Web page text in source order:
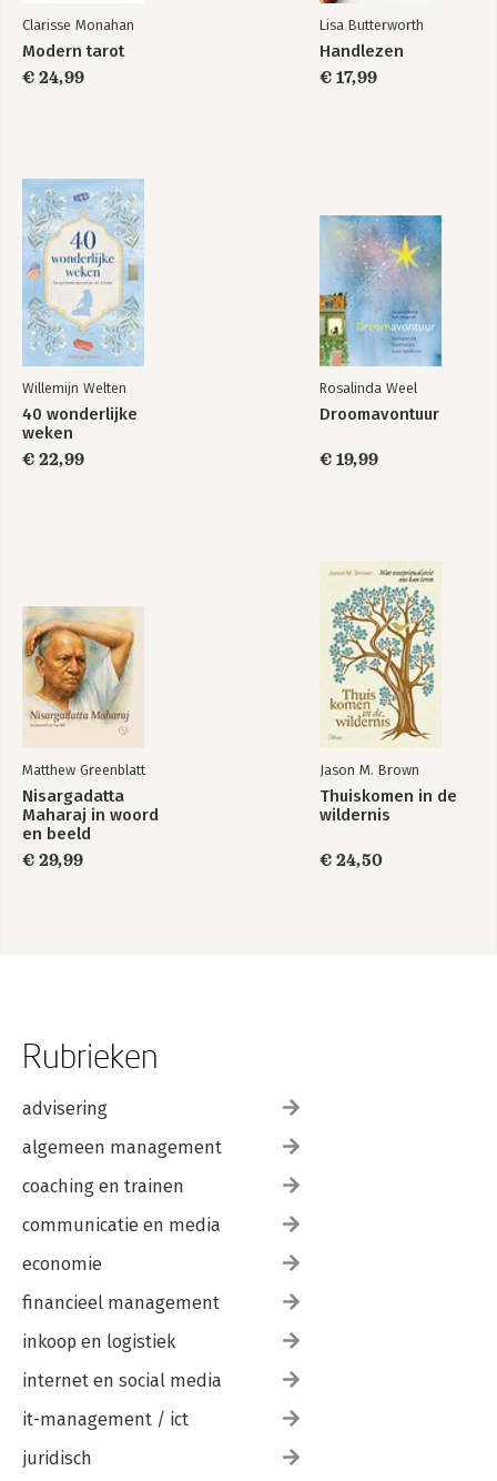
Clarisse Monahan
Modern tarot
€ 24,99
Lisa Butterworth
Handlezen
€ 17,99
Willemijn Welten
40 wonderlijke
weken
€ 22,99
Rosalinda Weel
Droomavontuur
€ 19,99
Matthew Greenblatt
Nisargadatta
Maharaj in woord
en beeld
€ 29,99
Jason M. Brown
Thuiskomen in de
wildernis
€ 24,50
Rubrieken
advisering
algemeen management
coaching en trainen
communicatie en media
economie
financieel management
inkoop en logistiek
internet en social media
it-management / ict
juridisch